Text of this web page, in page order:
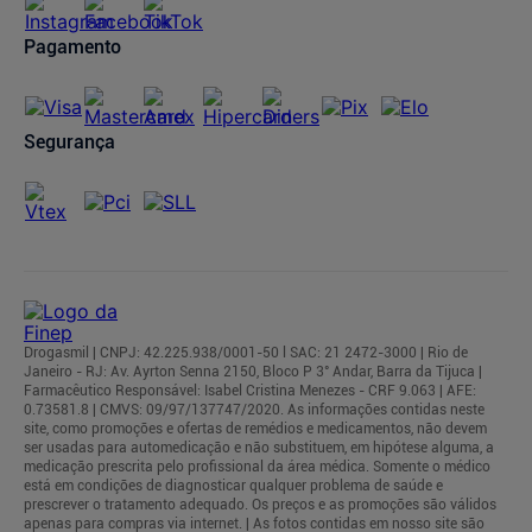
Pagamento
Segurança
Drogasmil | CNPJ: 42.225.938/0001-50 l SAC: 21 2472-3000 | Rio de
Janeiro - RJ: Av. Ayrton Senna 2150, Bloco P 3° Andar, Barra da Tijuca |
Farmacêutico Responsável: Isabel Cristina Menezes - CRF 9.063 | AFE:
0.73581.8 | CMVS: 09/97/137747/2020. As informações contidas neste
site, como promoções e ofertas de remédios e medicamentos, não devem
ser usadas para automedicação e não substituem, em hipótese alguma, a
medicação prescrita pelo profissional da área médica. Somente o médico
está em condições de diagnosticar qualquer problema de saúde e
prescrever o tratamento adequado. Os preços e as promoções são válidos
apenas para compras via internet. | As fotos contidas em nosso site são